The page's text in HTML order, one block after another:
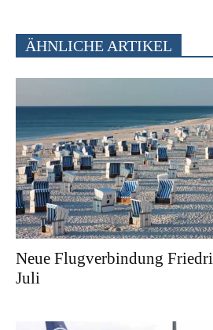
ÄHNLICHE ARTIKEL
Neue Flugverbindung
Juli